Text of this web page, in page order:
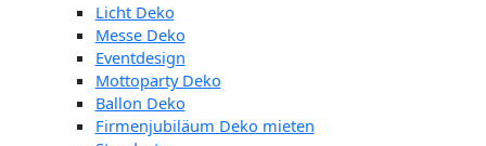
Licht Deko
Messe Deko
Eventdesign
Mottoparty Deko
Ballon Deko
Firmenjubiläum Deko mieten